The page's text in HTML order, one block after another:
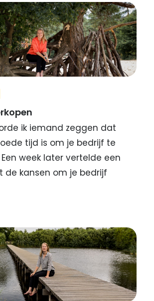
ik iemand zeggen dat
tijd is om je bedrijf te
week later vertelde een
de kansen om je bedrijf